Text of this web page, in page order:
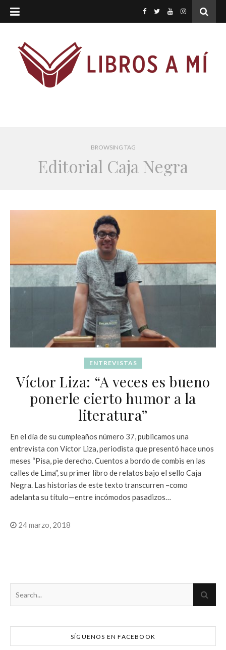
BROWSING TAG
Editorial Caja Negra
ENTREVISTAS
Víctor Liza: “A veces es bueno
ponerle cierto humor a la
literatura”
En el día de su cumpleaños número 37, publicamos una
entrevista con Víctor Liza, periodista que presentó hace unos
meses “Pisa, pie derecho. Cuentos a bordo de combis en las
calles de Lima”, su primer libro de relatos bajo el sello Caja
Negra. Las historias de este texto transcurren –como
adelanta su título—entre incómodos pasadizos…
24 marzo, 2018
SÍGUENOS EN FACEBOOK